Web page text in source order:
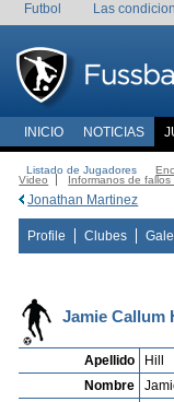
Futbol Las
INICIO NOTICIAS
Listado de Jugadores
Video
Informanos de fallos
Jonathan Martinez
Profile Clubes
Jamie Callum
Apellido
Hill
Nombre